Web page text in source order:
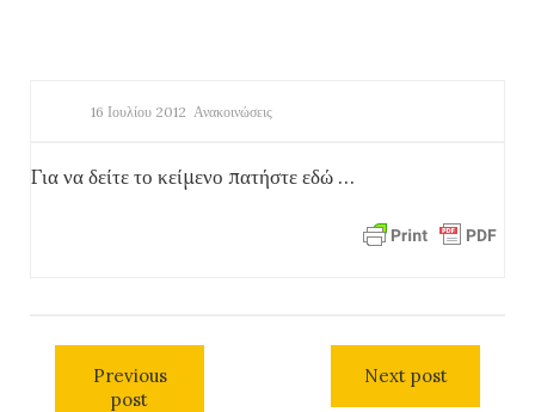
16 Ιουλίου 2012 Ανακοινώσεις
Για να δείτε το κείμενο πατήστε εδώ …
Previous
post
Next post